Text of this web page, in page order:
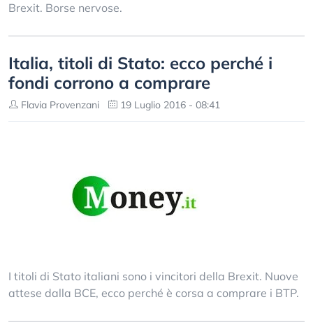
Brexit. Borse nervose.
Italia, titoli di Stato: ecco perché i
fondi corrono a comprare
Flavia Provenzani 19 Luglio 2016 - 08:41
I titoli di Stato italiani sono i vincitori della Brexit. Nuove
attese dalla BCE, ecco perché è corsa a comprare i BTP.